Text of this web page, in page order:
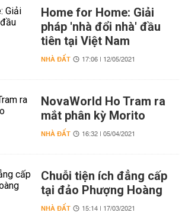
Home for Home: Giải
pháp 'nhà đổi nhà' đầu
tiên tại Việt Nam
NHÀ ĐẤT 17:06 | 12/05/2021
NovaWorld Ho Tram ra
mắt phân kỳ Morito
NHÀ ĐẤT 16:32 | 05/04/2021
Chuỗi tiện ích đẳng cấp
tại đảo Phượng Hoàng
NHÀ ĐẤT 15:14 | 17/03/2021